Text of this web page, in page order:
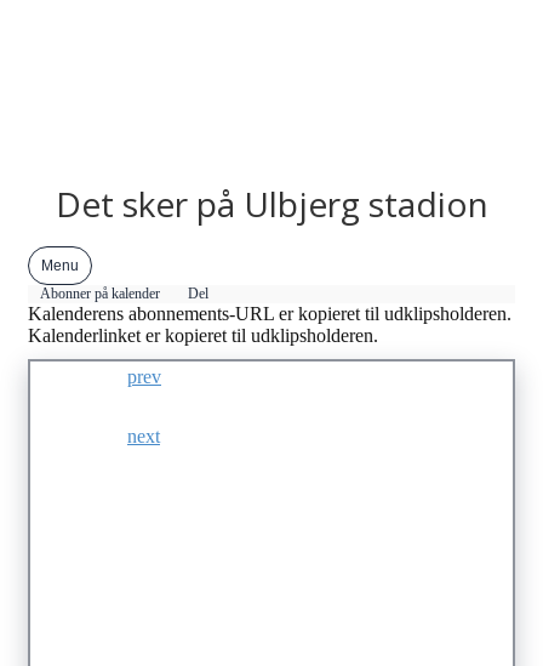
Det sker på Ulbjerg stadion
Menu
Abonner på kalender
Del
Kalenderens abonnements-URL er kopieret til udklipsholderen.
Kalenderlinket er kopieret til udklipsholderen.
prev
next